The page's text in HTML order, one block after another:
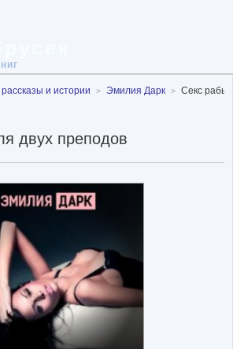
и истории Эмилия Дарк Секс
двух преподов